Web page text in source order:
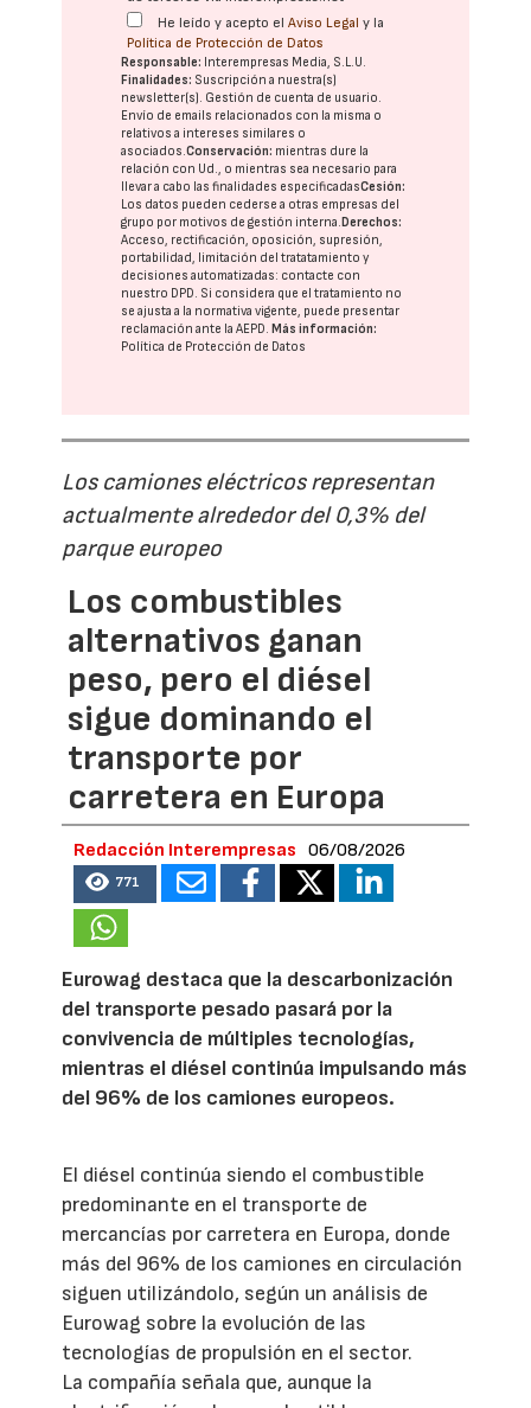
He leído y acepto elAviso Legal y la
Política de Protección de Datos
Responsable: Interempresas Media, S.L.U.
Finalidades: Suscripción a nuestra(s)
newsletter(s). Gestión de cuenta de usuario.
Envío de emails relacionados con la misma o
relativos a intereses similares o
asociados.Conservación: mientras dure la
relación con Ud., o mientras sea necesario para
llevar a cabo las finalidades especificadasCesión:
Los datos pueden cederse a otras empresas del
grupo por motivos de gestión interna.Derechos:
Acceso, rectificación, oposición, supresión,
portabilidad, limitación del tratatamiento y
decisiones automatizadas: contacte con
nuestro DPD. Si considera que el tratamiento no
se ajusta a la normativa vigente, puede presentar
reclamación ante laAEPD.Más información:
Política de Protección de Datos
Los camiones eléctricos representan
actualmente alrededor del 0,3% del
parque europeo
Los combustibles
alternativos ganan
peso, pero el diésel
sigue dominando el
transporte por
carretera en Europa
Redacción Interempresas 06/08/2026
771
Eurowag destaca que la descarbonización
del transporte pesado pasará por la
convivencia de múltiples tecnologías,
mientras el diésel continúa impulsando más
del 96% de los camiones europeos.
El diésel continúa siendo el combustible
predominante en el transporte de
mercancías por carretera en Europa, donde
más del 96% de los camiones en circulación
siguen utilizándolo, según un análisis de
Eurowag sobre la evolución de las
tecnologías de propulsión en el sector.
La compañía señala que, aunque la